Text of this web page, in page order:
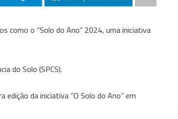
como o “Solo do Ano” 2024, uma iniciativa
do Solo (SPCS).
da iniciativa “O Solo do Ano” em